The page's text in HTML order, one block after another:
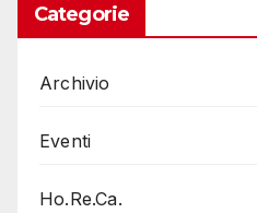
Categorie
Archivio
Eventi
Ho.Re.Ca.